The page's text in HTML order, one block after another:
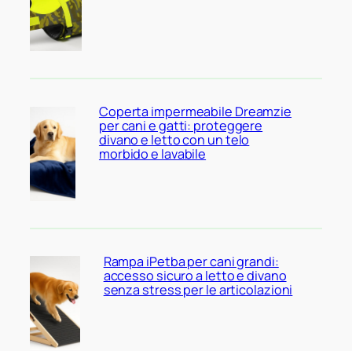
Coperta impermeabile Dreamzie
per cani e gatti: proteggere
divano e letto con un telo
morbido e lavabile
Rampa iPetba per cani grandi:
accesso sicuro a letto e divano
senza stress per le articolazioni